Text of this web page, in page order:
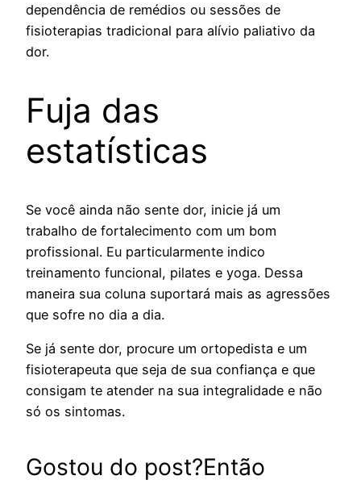
dependência de remédios ou sessões de
fisioterapias tradicional para alívio paliativo da
dor.
Fuja das
estatísticas
Se você ainda não sente dor, inicie já um
trabalho de fortalecimento com um bom
profissional. Eu particularmente indico
treinamento funcional, pilates e yoga. Dessa
maneira sua coluna suportará mais as agressões
que sofre no dia a dia.
Se já sente dor, procure um ortopedista e um
fisioterapeuta que seja de sua confiança e que
consigam te atender na sua integralidade e não
só os sintomas.
Gostou do post?Então